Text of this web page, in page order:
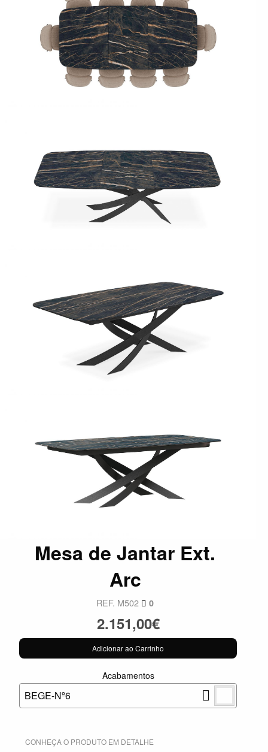
Mesa de Jantar Ext.
Arc
REF. M502 0
2.151,00€
Adicionar ao Carrinho
Acabamentos
BEGE-Nº6
CONHEÇA O PRODUTO EM DETALHE